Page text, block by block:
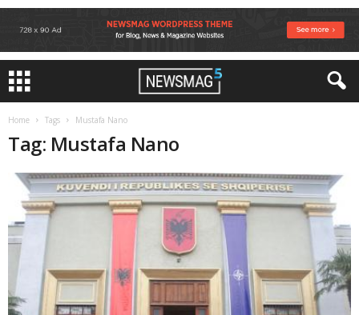
Home Tags Mustafa Nano
Tag: Mustafa Nano